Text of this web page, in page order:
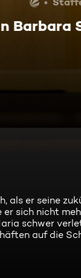
Barbara
als er seine
sich nicht
schwer
auf die